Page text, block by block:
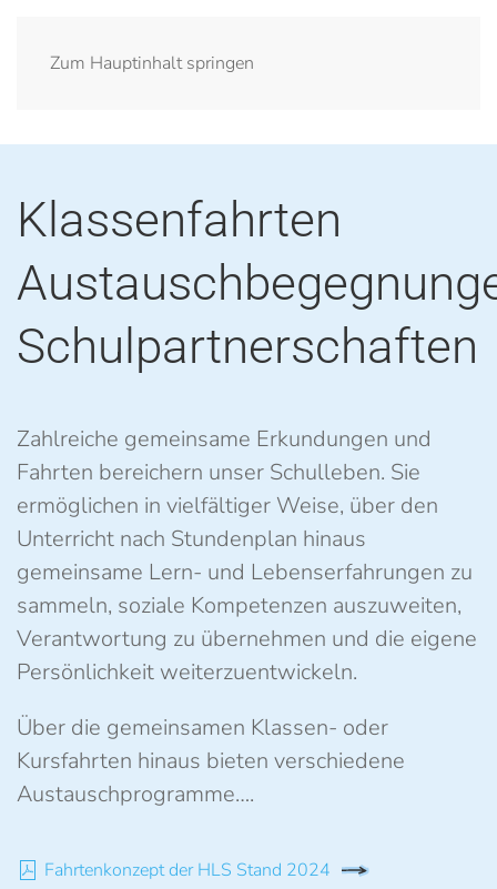
Zum Hauptinhalt springen
Klassenfahrten
Schulpartnerschaften
Zahlreiche gemeinsame Erkundungen und
Fahrten bereichern unser Schulleben. Sie
ermöglichen in vielfältiger Weise, über den
Unterricht nach Stundenplan hinaus
gemeinsame Lern- und Lebenserfahrungen zu
sammeln, soziale Kompetenzen auszuweiten,
Verantwortung zu übernehmen und die eigene
Persönlichkeit weiterzuentwickeln.
Über die gemeinsamen Klassen- oder
Kursfahrten hinaus bieten verschiedene
Austauschprogramme….
Fahrtenkonzept der HLS Stand 2024